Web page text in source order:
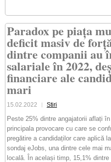
Paradox pe piața
deficit masiv de
dintre companii au
salariale în 2022,
financiare ale
mari
15.02.2022 Stiri
Peste 25% dintre angajatorii aflați
principala provocare cu care se
pregătire a candidaților care aplică
sondaj eJobs, una dintre cele mai
locală. În același timp, 15,1%